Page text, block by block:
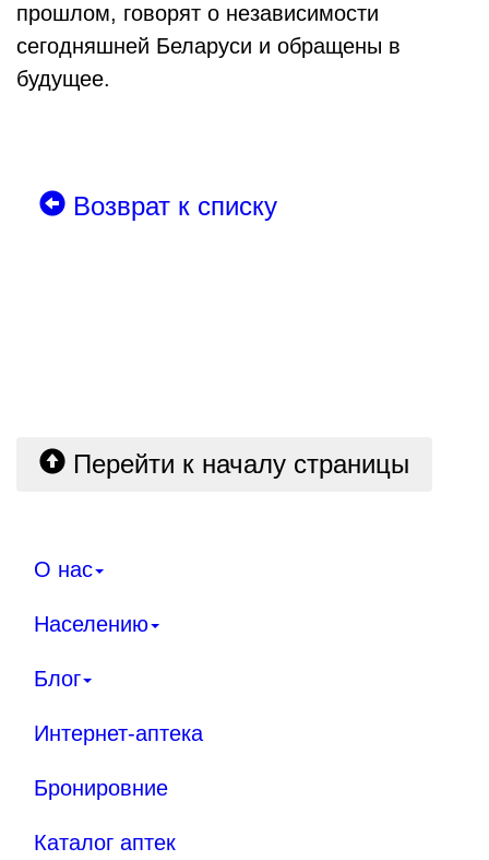
прошлом, говорят о независимости
сегодняшней Беларуси и обращены в
будущее.
Возврат к списку
Перейти к началу страницы
О нас
Населению
Блог
Интернет-аптека
Бронировние
Каталог аптек